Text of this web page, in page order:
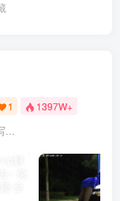
1 1397W+
...